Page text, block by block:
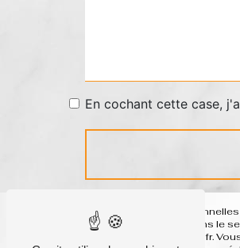
En cochant cette case,
** Les données
ses sous-traitants dans le
basque system-h@sfr.fr.